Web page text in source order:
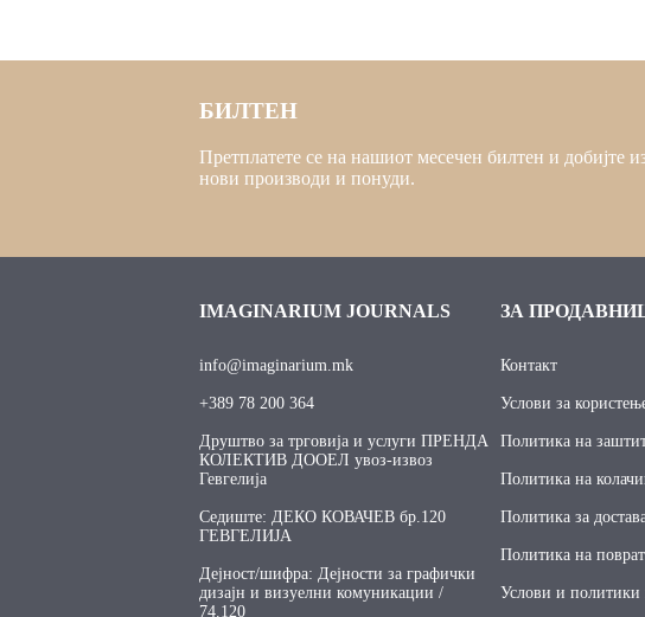
БИЛТЕН
Претплатете се на нашиот месечен билтен и добијте
нови производи и понуди.
IMAGINARIUM JOURNALS
info@imaginarium.mk
+389 78 200 364
Друштво за трговија и услуги ПРЕНДА
КОЛЕКТИВ ДООЕЛ увоз-извоз
Гевгелија
Седиште: ДЕКО КОВАЧЕВ бр.120
ГЕВГЕЛИЈА
Дејност/шифра: Дејности за графички
дизајн и визуелни комуникации /
74.120
ЗА
Контакт
Услови за
Политика на
Политика на
Политика за
Политика на
Услови и